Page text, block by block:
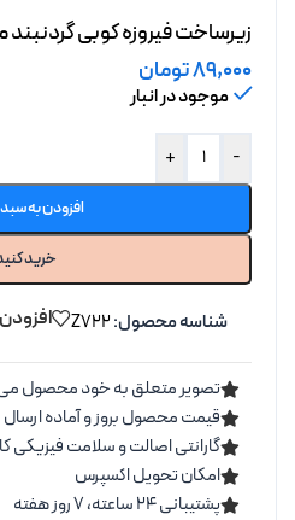
زیرساخت فیروزه کوبی گردنبند
89,000تومان
موجود در انبار
-
+
افزودن به
خرید
شناسه محصول:Z722
تصویر متعلق به خود محصول
قیمت محصول بروز و آماده
گارانتی اصالت و سلامت فیزیکی
امکان تحویل اکسپرس
پشتیبانی ۲۴ ساعته، ۷ روز هفته